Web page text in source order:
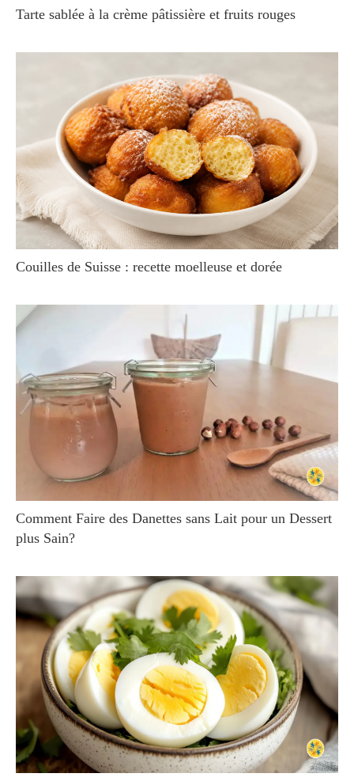
Tarte sablée à la crème pâtissière et fruits rouges
Couilles de Suisse : recette moelleuse et dorée
Comment Faire des Danettes sans Lait pour un Dessert
plus Sain?